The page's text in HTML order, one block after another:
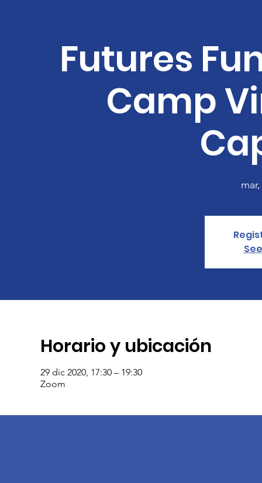
Futures
Camp
Horario y ubicación
29 dic 2020, 17:30 – 19:30
Zoom